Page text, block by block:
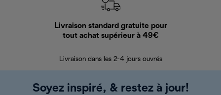
Livraison standard gratuite pour
tout achat supérieur à 49€
Livraison dans les 2-4 jours ouvrés
Soyez inspiré, & restez à jour!